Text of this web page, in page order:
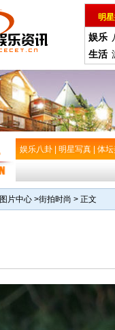
明
娱乐
生活
娱乐八卦 明星写真 体坛
图片中心 >街拍时尚 > 正文